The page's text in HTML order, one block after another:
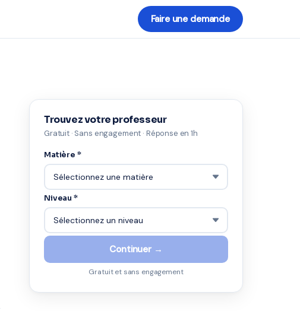
Faire une demande
Trouvez votre professeur
Gratuit · Sans engagement · Réponse en 1h
Matière *
Niveau *
Continuer →
Gratuit et sans engagement